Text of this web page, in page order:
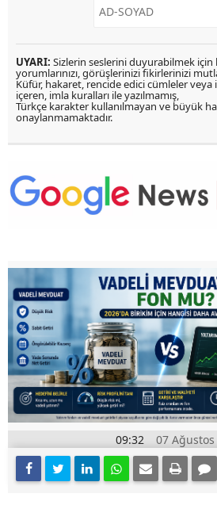
UYARI: Sizlerin seslerini duyurabilmek için
yorumlarınızı, görüşlerinizi fikirlerinizi
Küfür, hakaret, rencide edici cümleler veya
içeren, imla kuralları ile yazılmamış,
Türkçe karakter kullanılmayan ve büyük
onaylanmamaktadır.
09:32 07